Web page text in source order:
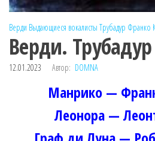
Верди Выдающиеся вокалисты Трубадур Франко
Верди.
12.01.2023 Автор: DOMNA
Манрико —
Леонора —